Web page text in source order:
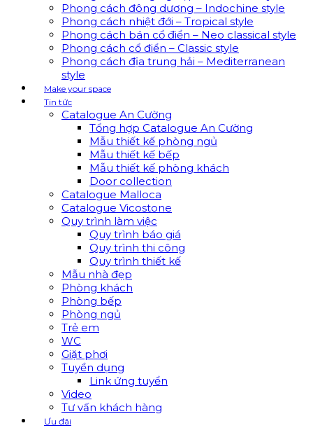
Phong cách đông dương – Indochine style
Phong cách nhiệt đới – Tropical style
Phong cách bán cổ điển – Neo classical style
Phong cách cổ điển – Classic style
Phong cách địa trung hải – Mediterranean
style
Make your space
Tin tức
Catalogue An Cường
Tổng hợp Catalogue An Cường
Mẫu thiết kế phòng ngủ
Mẫu thiết kế bếp
Mẫu thiết kế phòng khách
Door collection
Catalogue Malloca
Catalogue Vicostone
Quy trình làm việc
Quy trình báo giá
Quy trình thi công
Quy trình thiết kế
Mẫu nhà đẹp
Phòng khách
Phòng bếp
Phòng ngủ
Trẻ em
WC
Giặt phơi
Tuyển dụng
Link ứng tuyển
Video
Tư vấn khách hàng
Ưu đãi